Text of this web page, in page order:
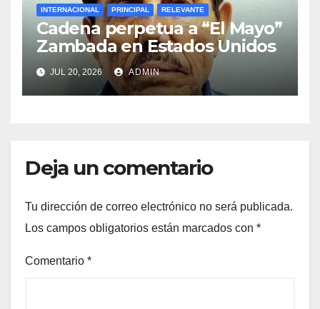
INTERNACIONAL PRINCIPAL RELEVANTE
Cadena perpetua a “El Mayo”
Zambada en Estados Unidos
JUL 20, 2026 ADMIN
Deja un comentario
Tu dirección de correo electrónico no será publicada.
Los campos obligatorios están marcados con *
Comentario *